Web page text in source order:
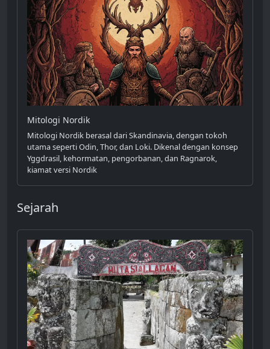
Mitologi Nordik
Mitologi Nordik berasal dari Skandinavia, dengan tokoh
utama seperti Odin, Thor, dan Loki. Dikenal dengan konsep
Yggdrasil, kehormatan, pengorbanan, dan Ragnarok,
kiamat versi Nordik
Sejarah